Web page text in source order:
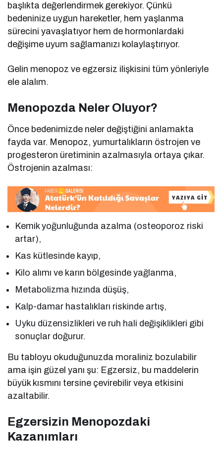
başlıkta değerlendirmek gerekiyor. Çünkü
bedeninize uygun hareketler, hem yaşlanma
sürecini yavaşlatıyor hem de hormonlardaki
değişime uyum sağlamanızı kolaylaştırıyor.
Gelin menopoz ve egzersiz ilişkisini tüm yönleriyle
ele alalım.
Menopozda Neler Oluyor?
Önce bedenimizde neler değiştiğini anlamakta
fayda var. Menopoz, yumurtalıkların östrojen ve
progesteron üretiminin azalmasıyla ortaya çıkar.
Östrojenin azalması:
Kemik yoğunluğunda azalma (osteoporoz riski
artar),
Kas kütlesinde kayıp,
Kilo alımı ve karın bölgesinde yağlanma,
Metabolizma hızında düşüş,
Kalp-damar hastalıkları riskinde artış,
Uyku düzensizlikleri ve ruh hali değişiklikleri gibi
sonuçlar doğurur.
Bu tabloyu okuduğunuzda moraliniz bozulabilir
ama işin güzel yanı şu: Egzersiz, bu maddelerin
büyük kısmını tersine çevirebilir veya etkisini
azaltabilir.
Egzersizin Menopozdaki
Kazanımları